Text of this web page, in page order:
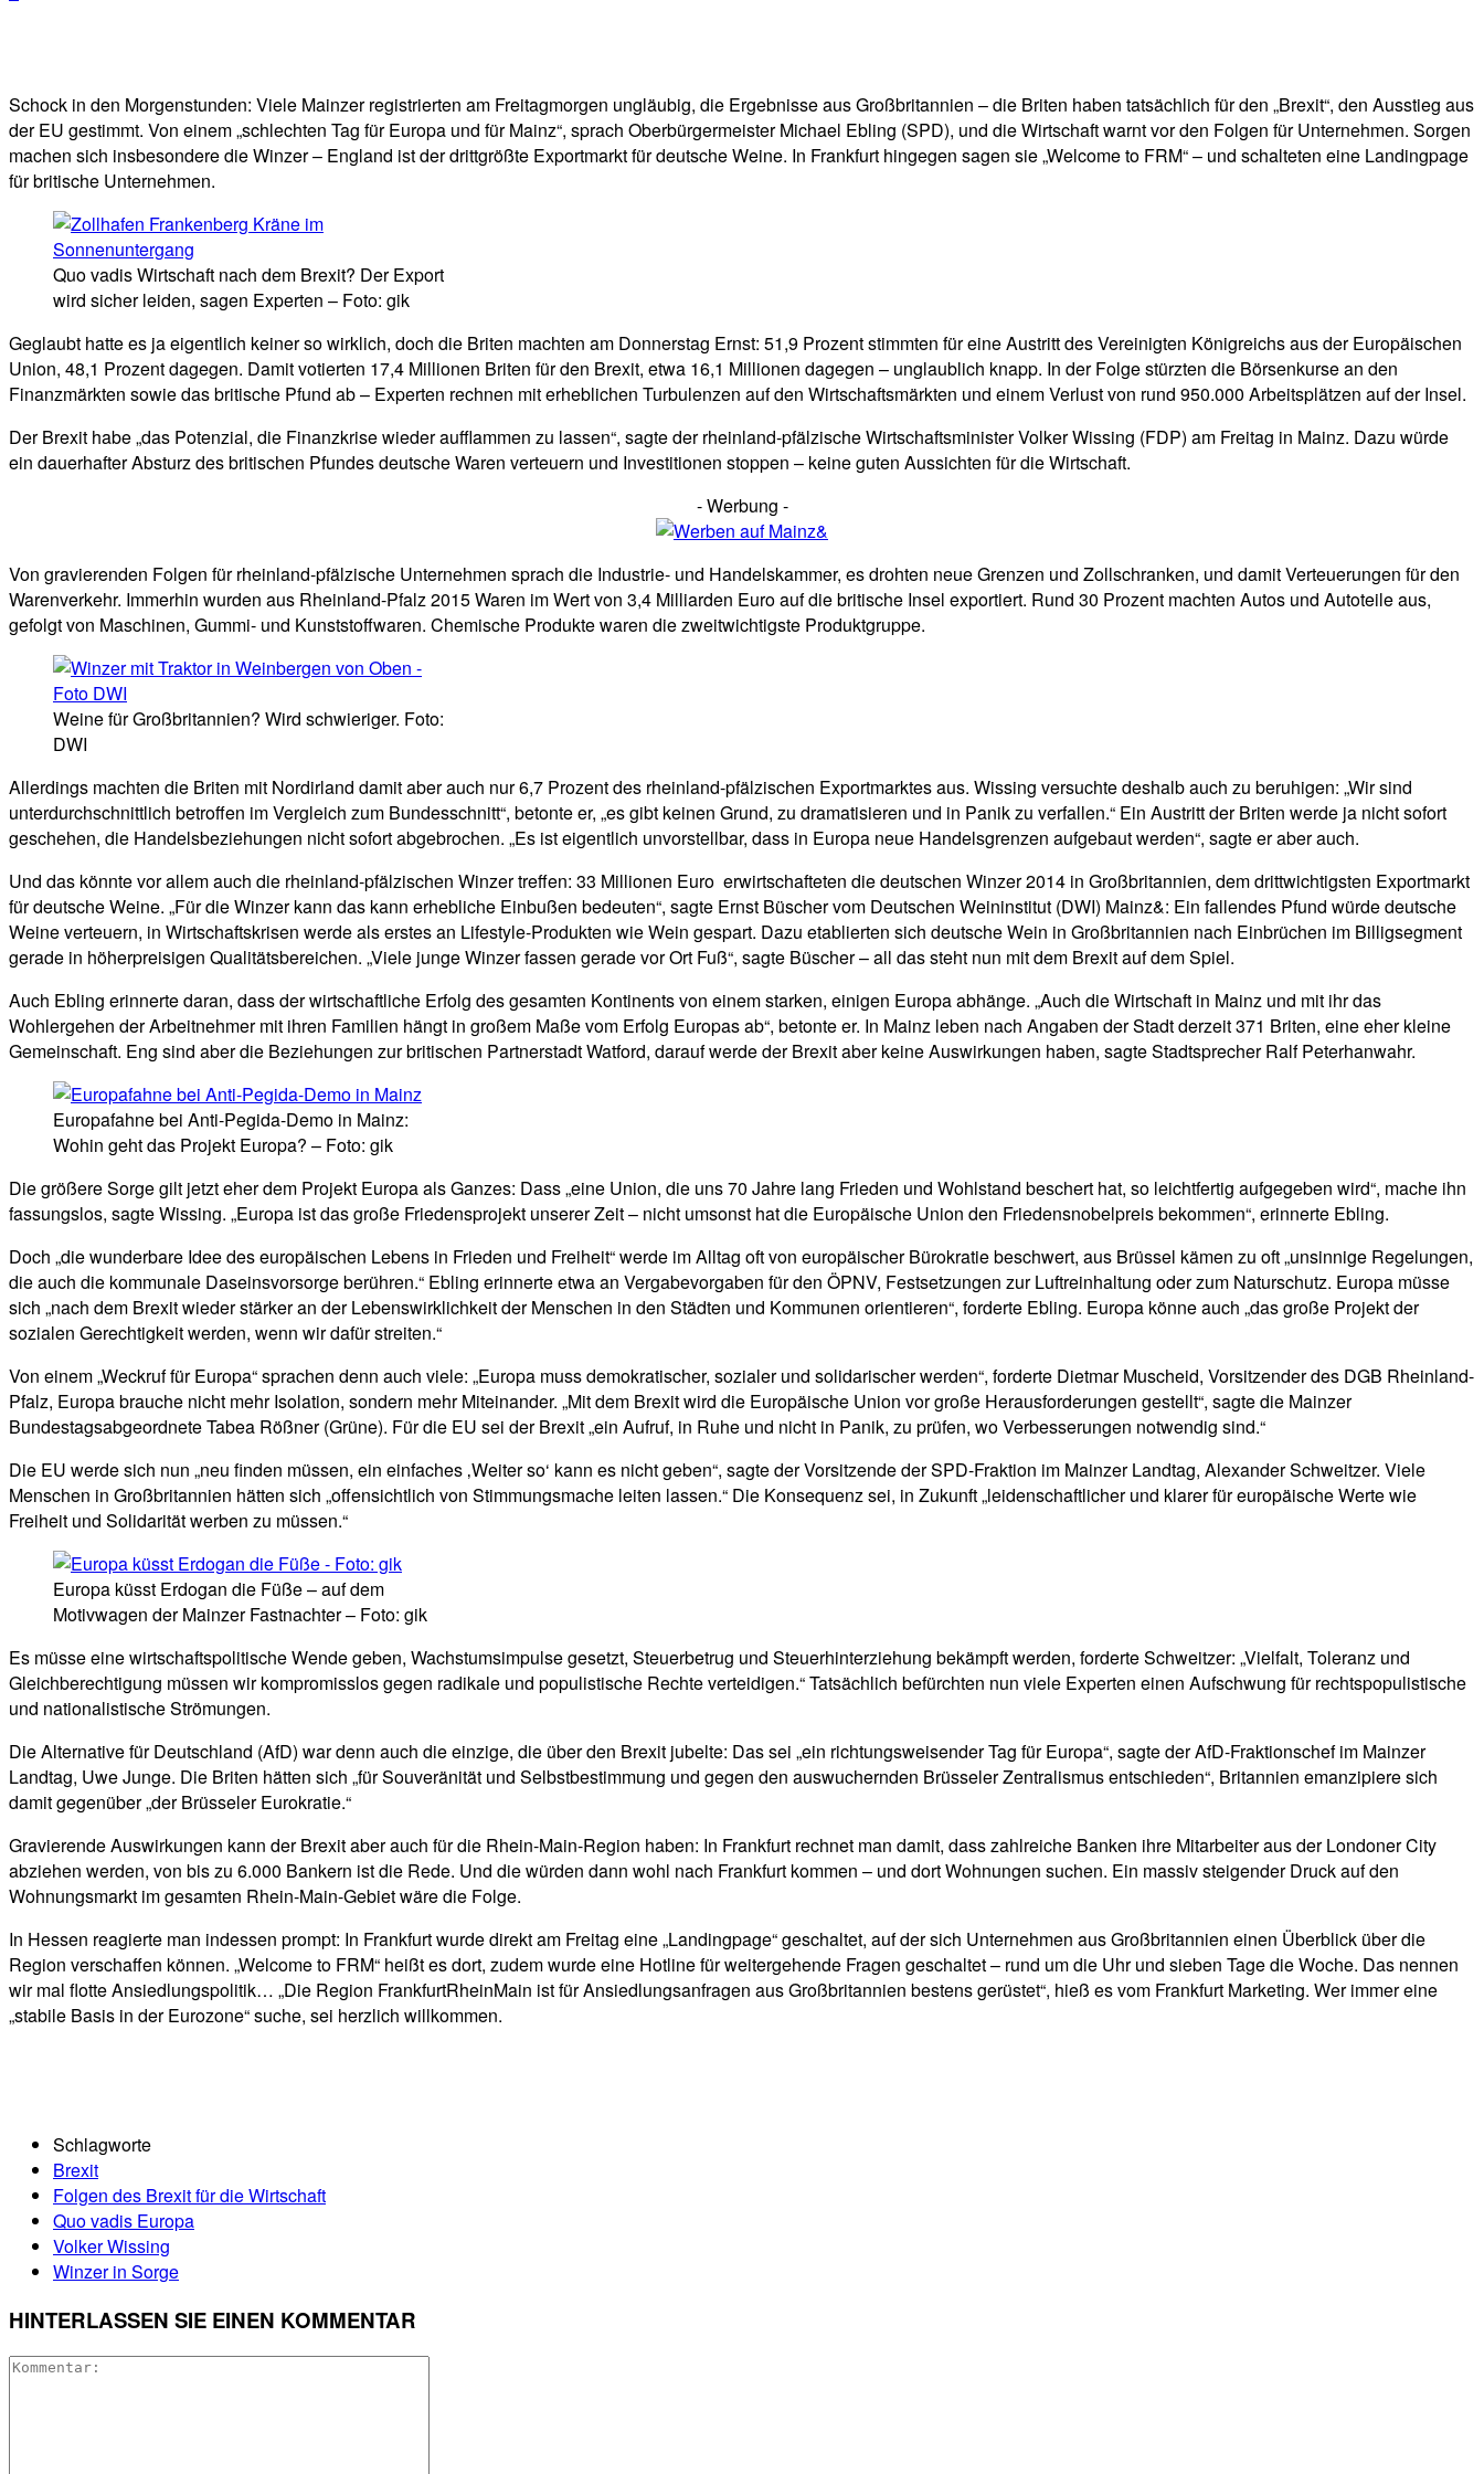
Schock in den Morgenstunden: Viele Mainzer registrierten am Freitagmorgen ungläubig, die Ergebnisse aus Großbritannien – die Briten haben tatsächlich für den „Brexit“, den Ausstieg aus
der EU gestimmt. Von einem „schlechten Tag für Europa und für Mainz“, sprach Oberbürgermeister Michael Ebling (SPD), und die Wirtschaft warnt vor den Folgen für Unternehmen. Sorgen
machen sich insbesondere die Winzer – England ist der drittgrößte Exportmarkt für deutsche Weine. In Frankfurt hingegen sagen sie „Welcome to FRM“ – und schalteten eine Landingpage
für britische Unternehmen.
Quo vadis Wirtschaft nach dem Brexit? Der Export
wird sicher leiden, sagen Experten – Foto: gik
Geglaubt hatte es ja eigentlich keiner so wirklich, doch die Briten machten am Donnerstag Ernst: 51,9 Prozent stimmten für eine Austritt des Vereinigten Königreichs aus der Europäischen
Union, 48,1 Prozent dagegen. Damit votierten 17,4 Millionen Briten für den Brexit, etwa 16,1 Millionen dagegen – unglaublich knapp. In der Folge stürzten die Börsenkurse an den
Finanzmärkten sowie das britische Pfund ab – Experten rechnen mit erheblichen Turbulenzen auf den Wirtschaftsmärkten und einem Verlust von rund 950.000 Arbeitsplätzen auf der Insel.
Der Brexit habe „das Potenzial, die Finanzkrise wieder aufflammen zu lassen“, sagte der rheinland-pfälzische Wirtschaftsminister Volker Wissing (FDP) am Freitag in Mainz. Dazu würde
ein dauerhafter Absturz des britischen Pfundes deutsche Waren verteuern und Investitionen stoppen – keine guten Aussichten für die Wirtschaft.
- Werbung -
Von gravierenden Folgen für rheinland-pfälzische Unternehmen sprach die Industrie- und Handelskammer, es drohten neue Grenzen und Zollschranken, und damit Verteuerungen für den
Warenverkehr. Immerhin wurden aus Rheinland-Pfalz 2015 Waren im Wert von 3,4 Milliarden Euro auf die britische Insel exportiert. Rund 30 Prozent machten Autos und Autoteile aus,
gefolgt von Maschinen, Gummi- und Kunststoffwaren. Chemische Produkte waren die zweitwichtigste Produktgruppe.
Weine für Großbritannien? Wird schwieriger. Foto:
DWI
Allerdings machten die Briten mit Nordirland damit aber auch nur 6,7 Prozent des rheinland-pfälzischen Exportmarktes aus. Wissing versuchte deshalb auch zu beruhigen: „Wir sind
unterdurchschnittlich betroffen im Vergleich zum Bundesschnitt“, betonte er, „es gibt keinen Grund, zu dramatisieren und in Panik zu verfallen.“ Ein Austritt der Briten werde ja nicht sofort
geschehen, die Handelsbeziehungen nicht sofort abgebrochen. „Es ist eigentlich unvorstellbar, dass in Europa neue Handelsgrenzen aufgebaut werden“, sagte er aber auch.
Und das könnte vor allem auch die rheinland-pfälzischen Winzer treffen: 33 Millionen Euro erwirtschafteten die deutschen Winzer 2014 in Großbritannien, dem drittwichtigsten Exportmarkt
für deutsche Weine. „Für die Winzer kann das kann erhebliche Einbußen bedeuten“, sagte Ernst Büscher vom Deutschen Weininstitut (DWI) Mainz&: Ein fallendes Pfund würde deutsche
Weine verteuern, in Wirtschaftskrisen werde als erstes an Lifestyle-Produkten wie Wein gespart. Dazu etablierten sich deutsche Wein in Großbritannien nach Einbrüchen im Billigsegment
gerade in höherpreisigen Qualitätsbereichen. „Viele junge Winzer fassen gerade vor Ort Fuß“, sagte Büscher – all das steht nun mit dem Brexit auf dem Spiel.
Auch Ebling erinnerte daran, dass der wirtschaftliche Erfolg des gesamten Kontinents von einem starken, einigen Europa abhänge. „Auch die Wirtschaft in Mainz und mit ihr das
Wohlergehen der Arbeitnehmer mit ihren Familien hängt in großem Maße vom Erfolg Europas ab“, betonte er. In Mainz leben nach Angaben der Stadt derzeit 371 Briten, eine eher kleine
Gemeinschaft. Eng sind aber die Beziehungen zur britischen Partnerstadt Watford, darauf werde der Brexit aber keine Auswirkungen haben, sagte Stadtsprecher Ralf Peterhanwahr.
Europafahne bei Anti-Pegida-Demo in Mainz:
Wohin geht das Projekt Europa? – Foto: gik
Die größere Sorge gilt jetzt eher dem Projekt Europa als Ganzes: Dass „eine Union, die uns 70 Jahre lang Frieden und Wohlstand beschert hat, so leichtfertig aufgegeben wird“, mache ihn
fassungslos, sagte Wissing. „Europa ist das große Friedensprojekt unserer Zeit – nicht umsonst hat die Europäische Union den Friedensnobelpreis bekommen“, erinnerte Ebling.
Doch „die wunderbare Idee des europäischen Lebens in Frieden und Freiheit“ werde im Alltag oft von europäischer Bürokratie beschwert, aus Brüssel kämen zu oft „unsinnige Regelungen,
die auch die kommunale Daseinsvorsorge berühren.“ Ebling erinnerte etwa an Vergabevorgaben für den ÖPNV, Festsetzungen zur Luftreinhaltung oder zum Naturschutz. Europa müsse
sich „nach dem Brexit wieder stärker an der Lebenswirklichkeit der Menschen in den Städten und Kommunen orientieren“, forderte Ebling. Europa könne auch „das große Projekt der
sozialen Gerechtigkeit werden, wenn wir dafür streiten.“
Von einem „Weckruf für Europa“ sprachen denn auch viele: „Europa muss demokratischer, sozialer und solidarischer werden“, forderte Dietmar Muscheid, Vorsitzender des DGB Rheinland-
Pfalz, Europa brauche nicht mehr Isolation, sondern mehr Miteinander. „Mit dem Brexit wird die Europäische Union vor große Herausforderungen gestellt“, sagte die Mainzer
Bundestagsabgeordnete Tabea Rößner (Grüne). Für die EU sei der Brexit „ein Aufruf, in Ruhe und nicht in Panik, zu prüfen, wo Verbesserungen notwendig sind.“
Die EU werde sich nun „neu finden müssen, ein einfaches ‚Weiter so‘ kann es nicht geben“, sagte der Vorsitzende der SPD-Fraktion im Mainzer Landtag, Alexander Schweitzer. Viele
Menschen in Großbritannien hätten sich „offensichtlich von Stimmungsmache leiten lassen.“ Die Konsequenz sei, in Zukunft „leidenschaftlicher und klarer für europäische Werte wie
Freiheit und Solidarität werben zu müssen.“
Europa küsst Erdogan die Füße – auf dem
Motivwagen der Mainzer Fastnachter – Foto: gik
Es müsse eine wirtschaftspolitische Wende geben, Wachstumsimpulse gesetzt, Steuerbetrug und Steuerhinterziehung bekämpft werden, forderte Schweitzer: „Vielfalt, Toleranz und
Gleichberechtigung müssen wir kompromisslos gegen radikale und populistische Rechte verteidigen.“ Tatsächlich befürchten nun viele Experten einen Aufschwung für rechtspopulistische
und nationalistische Strömungen.
Die Alternative für Deutschland (AfD) war denn auch die einzige, die über den Brexit jubelte: Das sei „ein richtungsweisender Tag für Europa“, sagte der AfD-Fraktionschef im Mainzer
Landtag, Uwe Junge. Die Briten hätten sich „für Souveränität und Selbstbestimmung und gegen den auswuchernden Brüsseler Zentralismus entschieden“, Britannien emanzipiere sich
damit gegenüber „der Brüsseler Eurokratie.“
Gravierende Auswirkungen kann der Brexit aber auch für die Rhein-Main-Region haben: In Frankfurt rechnet man damit, dass zahlreiche Banken ihre Mitarbeiter aus der Londoner City
abziehen werden, von bis zu 6.000 Bankern ist die Rede. Und die würden dann wohl nach Frankfurt kommen – und dort Wohnungen suchen. Ein massiv steigender Druck auf den
Wohnungsmarkt im gesamten Rhein-Main-Gebiet wäre die Folge.
In Hessen reagierte man indessen prompt: In Frankfurt wurde direkt am Freitag eine „Landingpage“ geschaltet, auf der sich Unternehmen aus Großbritannien einen Überblick über die
Region verschaffen können. „Welcome to FRM“ heißt es dort, zudem wurde eine Hotline für weitergehende Fragen geschaltet – rund um die Uhr und sieben Tage die Woche. Das nennen
wir mal flotte Ansiedlungspolitik… „Die Region FrankfurtRheinMain ist für Ansiedlungsanfragen aus Großbritannien bestens gerüstet“, hieß es vom Frankfurt Marketing. Wer immer eine
„stabile Basis in der Eurozone“ suche, sei herzlich willkommen.
Schlagworte
Brexit
Folgen des Brexit für die Wirtschaft
Quo vadis Europa
Volker Wissing
Winzer in Sorge
HINTERLASSEN SIE EINEN KOMMENTAR